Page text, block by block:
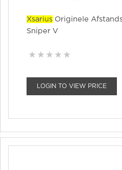
Xsarius Originele
Sniper V
LOGIN TO VIEW PRICE